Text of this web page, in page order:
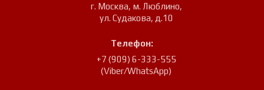
г. Москва, м. Люблино,
ул. Судакова, д.10
Телефон:
+7 (909) 6-333-555
(Viber/WhatsApp)